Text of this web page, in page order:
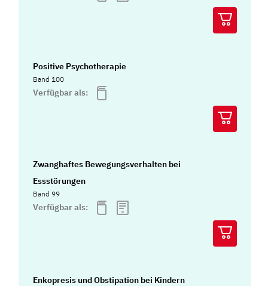
Positive Psychotherapie
Band 100
Verfügbar als:
Zwanghaftes Bewegungsverhalten bei
Essstörungen
Band 99
Verfügbar als:
Enkopresis und Obstipation bei Kindern